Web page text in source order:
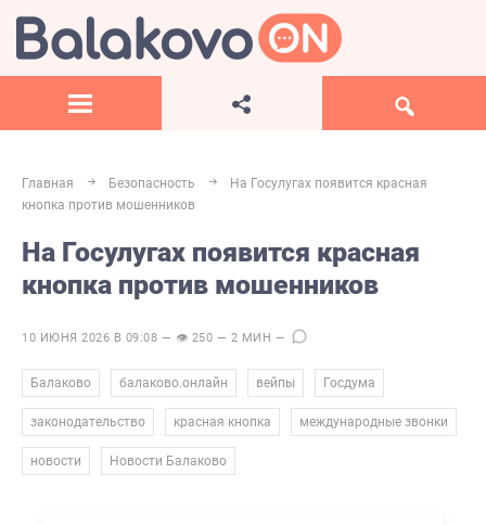
Главная Безопасность
На Госулугах появится красная
кнопка против мошенников
На Госулугах появится красная
кнопка против мошенников
10 ИЮНЯ 2026 В 09:08 — 👁 250 — 2 МИН —
Балаково балаково.онлайн вейпы Госдума
законодательство красная кнопка международные звонки
новости Новости Балаково